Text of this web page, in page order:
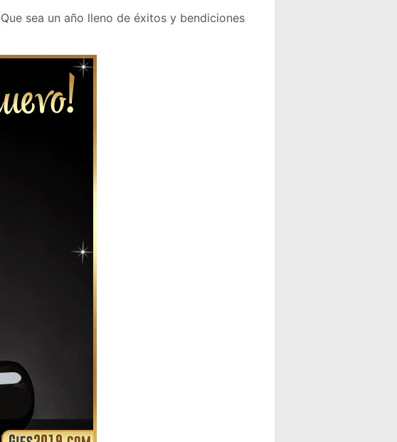
sea un año lleno de éxitos y bendiciones